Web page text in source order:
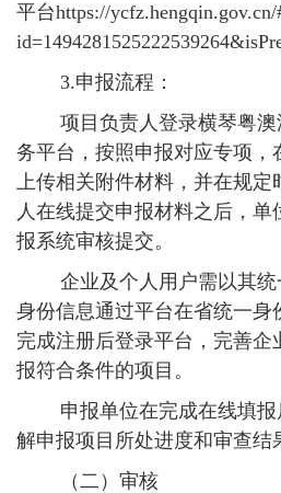
平台https://
3.申报流程：
项目负责人登录横琴粤澳
务平台，按照申报对应专项，
上传相关附件材料，并在规定
人在线提交申报材料之后，单
报系统审核提交。
企业及个人用户需以其统
身份信息通过平台在省统一身
完成注册后登录平台，完善企
报符合条件的项目。
申报单位在完成在线填报
解申报项目所处进度和审查结
（二）审核